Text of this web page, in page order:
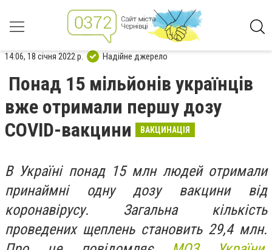
14:06, 18 січня 2022 р. Надійне джерело
Понад 15 мільйонів українців
вже отримали першу дозу
COVID-вакцини
ВАКЦИНАЦІЯ
В Україні понад 15 млн людей отримали
принаймні одну дозу вакцини від
коронавірусу. Загальна кількість
проведених щеплень становить 29,4 млн.